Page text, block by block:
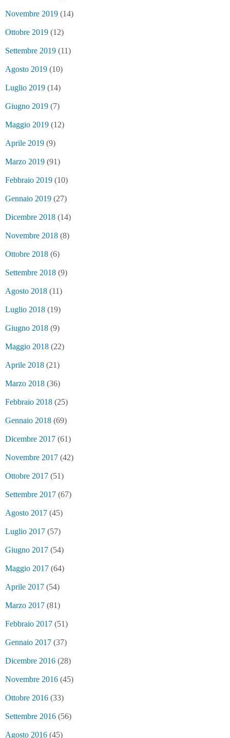
Novembre 2019 (14)
Ottobre 2019 (12)
Settembre 2019 (11)
Agosto 2019 (10)
Luglio 2019 (14)
Giugno 2019 (7)
Maggio 2019 (12)
Aprile 2019 (9)
Marzo 2019 (91)
Febbraio 2019 (10)
Gennaio 2019 (27)
Dicembre 2018 (14)
Novembre 2018 (8)
Ottobre 2018 (6)
Settembre 2018 (9)
Agosto 2018 (11)
Luglio 2018 (19)
Giugno 2018 (9)
Maggio 2018 (22)
Aprile 2018 (21)
Marzo 2018 (36)
Febbraio 2018 (25)
Gennaio 2018 (69)
Dicembre 2017 (61)
Novembre 2017 (42)
Ottobre 2017 (51)
Settembre 2017 (67)
Agosto 2017 (45)
Luglio 2017 (57)
Giugno 2017 (54)
Maggio 2017 (64)
Aprile 2017 (54)
Marzo 2017 (81)
Febbraio 2017 (51)
Gennaio 2017 (37)
Dicembre 2016 (28)
Novembre 2016 (45)
Ottobre 2016 (33)
Settembre 2016 (56)
Agosto 2016 (45)